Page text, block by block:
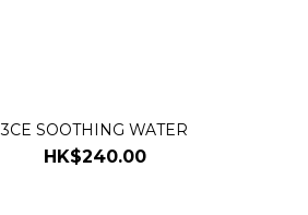
3CE SOOTHING WATER
HK$240.00